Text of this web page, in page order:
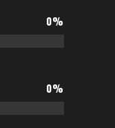
0%
0%